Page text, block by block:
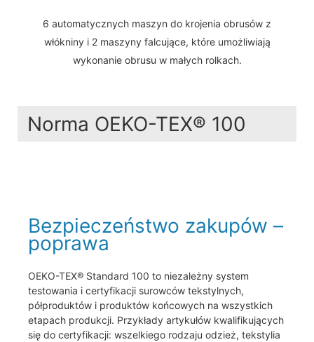
6 automatycznych maszyn do krojenia obrusów z
włókniny i 2 maszyny falcujące, które umożliwiają
wykonanie obrusu w małych rolkach.
Norma OEKO-TEX® 100
Bezpieczeństwo zakupów –
poprawa
OEKO-TEX® Standard 100 to niezależny system
testowania i certyfikacji surowców tekstylnych,
półproduktów i produktów końcowych na wszystkich
etapach produkcji. Przykłady artykułów kwalifikujących
się do certyfikacji: wszelkiego rodzaju odzież, tekstylia